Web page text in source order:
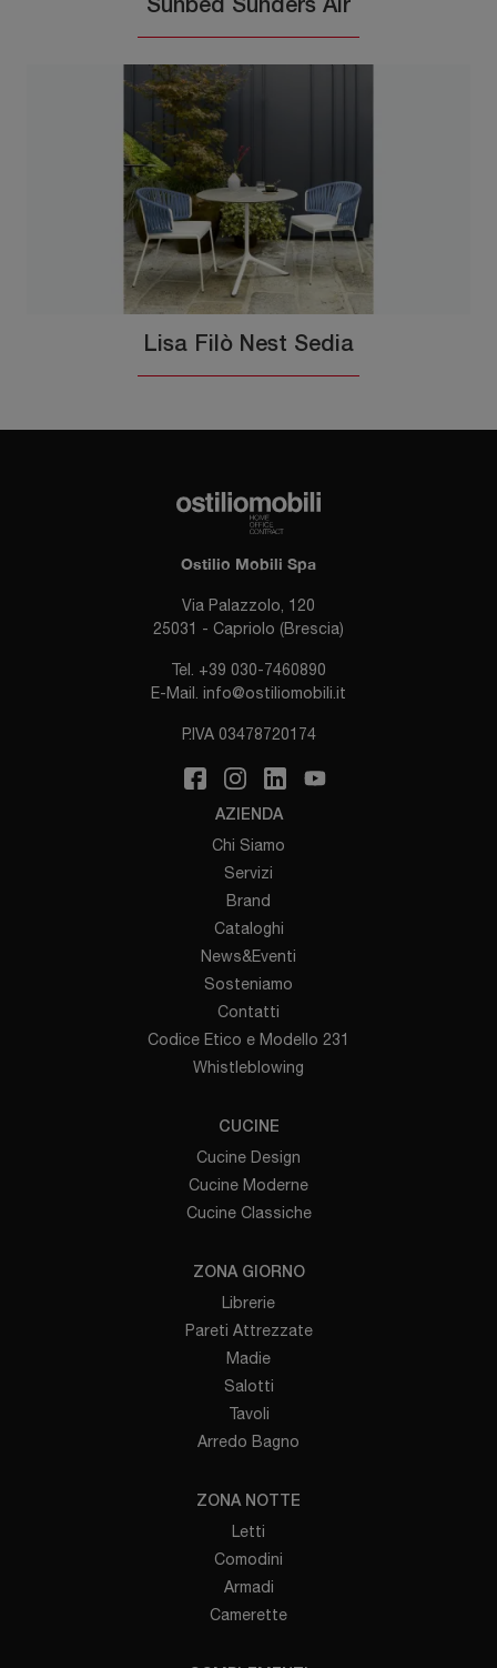
Sunbed Sunders Air
Lisa Filò Nest Sedia
Ostilio Mobili Spa
Via Palazzolo, 120
25031 - Capriolo (Brescia)
Tel. +39 030-7460890
E-Mail. info@ostiliomobili.it
P.IVA 03478720174
AZIENDA
Chi Siamo
Servizi
Brand
Cataloghi
News&Eventi
Sosteniamo
Contatti
Codice Etico e Modello 231
Whistleblowing
CUCINE
Cucine Design
Cucine Moderne
Cucine Classiche
ZONA GIORNO
Librerie
Pareti Attrezzate
Madie
Salotti
Tavoli
Arredo Bagno
ZONA NOTTE
Letti
Comodini
Armadi
Camerette